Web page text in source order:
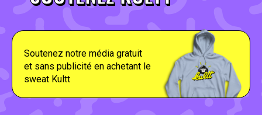
Soutenez notre média gratuit
et sans publicité en achetant le
sweat Kultt